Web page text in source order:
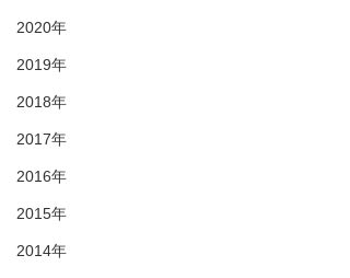
2020年
2019年
2018年
2017年
2016年
2015年
2014年